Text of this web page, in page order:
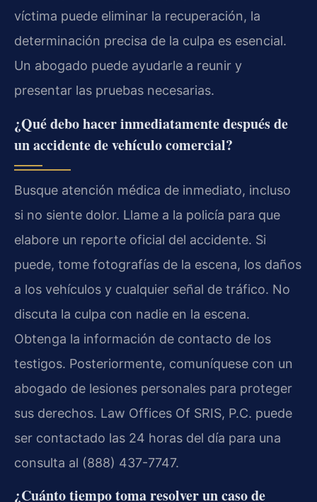
víctima puede eliminar la recuperación, la
determinación precisa de la culpa es esencial.
Un abogado puede ayudarle a reunir y
presentar las pruebas necesarias.
¿Qué debo hacer inmediatamente después de
un accidente de vehículo comercial?
Busque atención médica de inmediato, incluso
si no siente dolor. Llame a la policía para que
elabore un reporte oficial del accidente. Si
puede, tome fotografías de la escena, los daños
a los vehículos y cualquier señal de tráfico. No
discuta la culpa con nadie en la escena.
Obtenga la información de contacto de los
testigos. Posteriormente, comuníquese con un
abogado de lesiones personales para proteger
sus derechos. Law Offices Of SRIS, P.C. puede
ser contactado las 24 horas del día para una
consulta al (888) 437-7747.
¿Cuánto tiempo toma resolver un caso de